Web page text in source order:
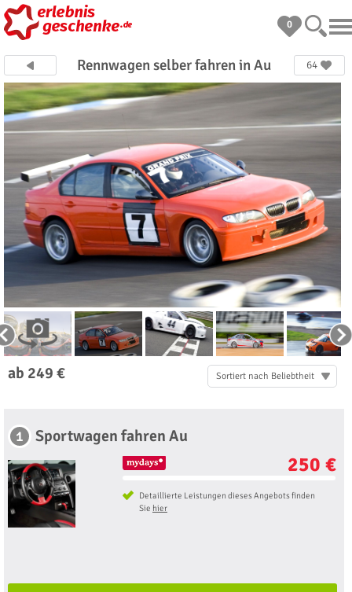
0
Rennwagen selber fahren in Au 64
ab 249 € Sortiert nach Beliebtheit
1 Sportwagen fahren Au
250 €
Detaillierte Leistungen dieses Angebots finden
Sie hier